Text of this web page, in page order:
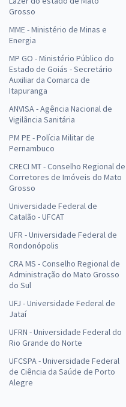
Grosso
MME - Ministério de Minas e
Energia
MP GO - Ministério Público do
Estado de Goiás - Secretário
Auxiliar da Comarca de
Itapuranga
ANVISA - Agência Nacional de
Vigilância Sanitária
PM PE - Polícia Militar de
Pernambuco
CRECI MT - Conselho Regional de
Corretores de Imóveis do Mato
Grosso
Universidade Federal de
Catalão - UFCAT
UFR - Universidade Federal de
Rondonópolis
CRA MS - Conselho Regional de
Administração do Mato Grosso
do Sul
UFJ - Universidade Federal de
Jataí
UFRN - Universidade Federal do
Rio Grande do Norte
UFCSPA - Universidade Federal
de Ciência da Saúde de Porto
Alegre